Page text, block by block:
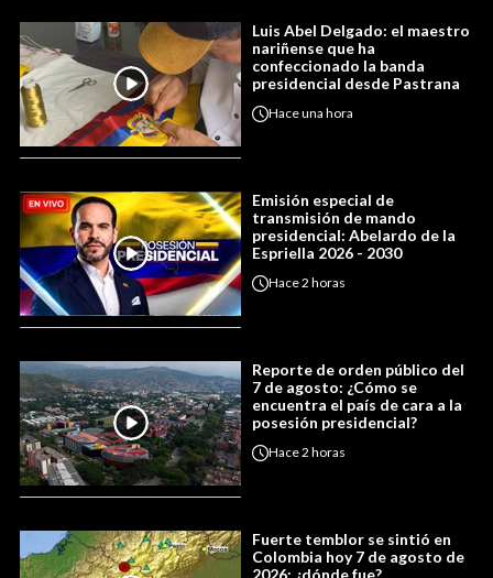
Luis Abel Delgado: el maestro
nariñense que ha
confeccionado la banda
presidencial desde Pastrana
Haceuna hora
Emisión especial de
transmisión de mando
presidencial: Abelardo de la
Espriella 2026 - 2030
Hace2 horas
Reporte de orden público del
7 de agosto: ¿Cómo se
encuentra el país de cara a la
posesión presidencial?
Hace2 horas
Fuerte temblor se sintió en
Colombia hoy 7 de agosto de
2026: ¿dónde fue?